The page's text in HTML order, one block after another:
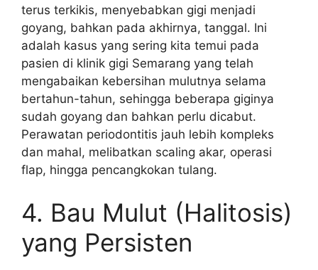
terus terkikis, menyebabkan gigi menjadi
goyang, bahkan pada akhirnya, tanggal. Ini
adalah kasus yang sering kita temui pada
pasien di klinik gigi Semarang yang telah
mengabaikan kebersihan mulutnya selama
bertahun-tahun, sehingga beberapa giginya
sudah goyang dan bahkan perlu dicabut.
Perawatan periodontitis jauh lebih kompleks
dan mahal, melibatkan scaling akar, operasi
flap, hingga pencangkokan tulang.
4. Bau Mulut (Halitosis)
yang Persisten